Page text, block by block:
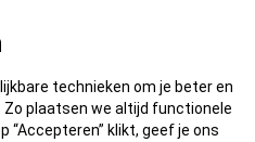
technieken om je beter en
Zo plaatsen we altijd functionele
“Accepteren” klikt, geef je ons